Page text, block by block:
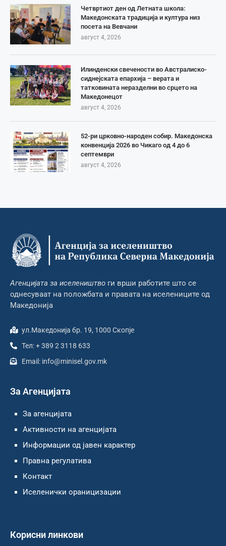
Четвртиот ден од Летната школа:
Македонската традиција и култура низ
посета на Вевчани
август 4, 2026
Илинденски свечености во Австралиско-
сиднејската епархија – верата и
татковината неразделни во срцето на
Македонецот
август 4, 2026
52-ри црковно-народен собир. Македонска
конвенција 2026 во Чикаго од 4 до 6
септември
август 4, 2026
Агенцијата за иселеништво ги врши работите што се
однесуваат на положбата и правата на иселениците од
Македонија
ул.Македонија бр. 19, 1000 Скопје
Тел: + 389 2 3118 633
Email: info@minisel.gov.mk
За Агенцијата
За агенцијата
Активности на агенцијата
Информации од јавен карактер
Правна регулатива
Контакт
Иселенички ораницизации
Корисни линкови